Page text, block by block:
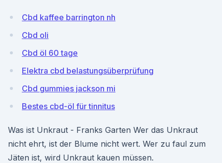
Cbd kaffee barrington nh
Cbd oli
Cbd öl 60 tage
Elektra cbd belastungsüberprüfung
Cbd gummies jackson mi
Bestes cbd-öl für tinnitus
Was ist Unkraut - Franks Garten Wer das Unkraut
nicht ehrt, ist der Blume nicht wert. Wer zu faul zum
Jäten ist, wird Unkraut kauen müssen.